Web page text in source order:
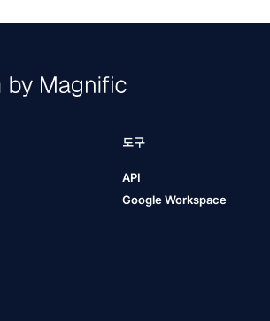
도구
API
Google Workspace